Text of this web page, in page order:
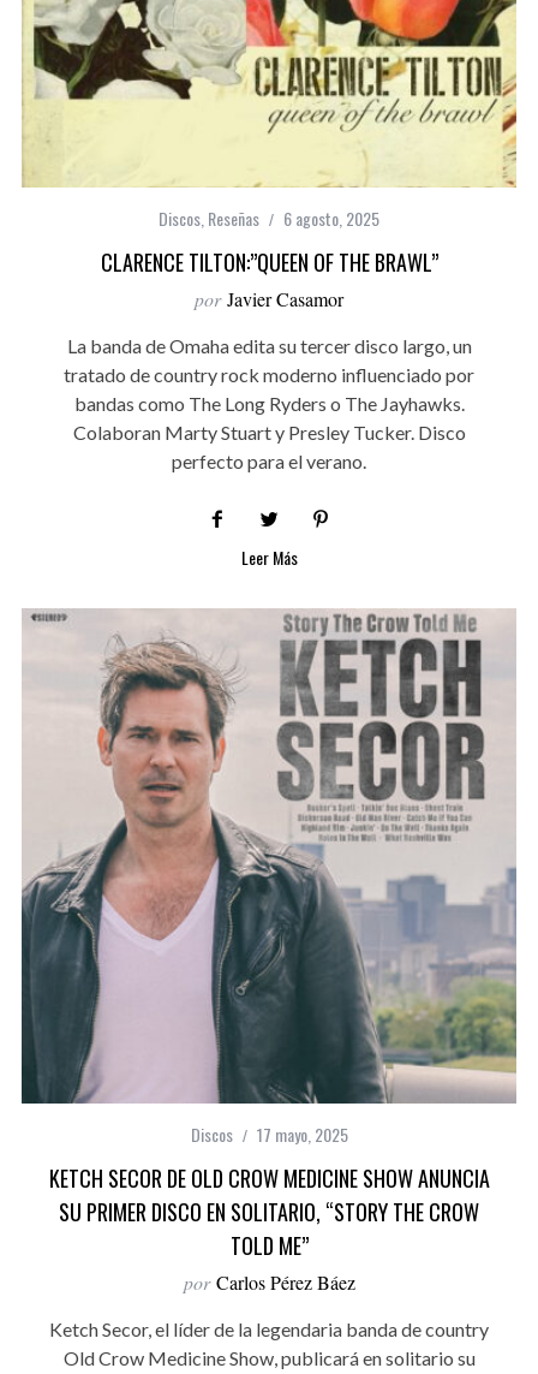
Discos Reseñas 6 agosto, 2025
CLARENCE TILTON:”QUEEN OF THE BRAWL”
por Javier Casamor
La banda de Omaha edita su tercer disco largo, un
tratado de country rock moderno influenciado por
bandas como The Long Ryders o The Jayhawks.
Colaboran Marty Stuart y Presley Tucker. Disco
perfecto para el verano.
Leer Más
Discos 17 mayo, 2025
KETCH SECOR DE OLD CROW MEDICINE SHOW ANUNCIA
SU PRIMER DISCO EN SOLITARIO, “STORY THE CROW
TOLD ME”
por Carlos Pérez Báez
Ketch Secor, el líder de la legendaria banda de country
Old Crow Medicine Show, publicará en solitario su